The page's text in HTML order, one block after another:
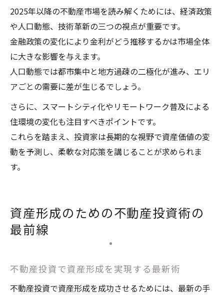
2025年以降の不動産市場を読み解くためには、経済政策
や人口動態、技術革新の三つの視点が重要です。
金融政策の変化により金利がどう推移するかは市場全体
に大きな影響を与えます。
人口動態では都市集中と地方過疎の二極化が進み、エリ
アごとの需要に差が生じるでしょう。
さらに、スマートシティ化やリモートワーク普及による
住環境の変化も注目すべきポイントです。
これらを踏まえ、投資家は長期的な視野で資産価値の変
動を予測し、柔軟な対応策を講じることが求められま
す。
資産形成のための不動産投資術の
最前線
不動産投資で資産形成を実現する最新術
不動産投資で資産形成を成功させるためには、最新の手